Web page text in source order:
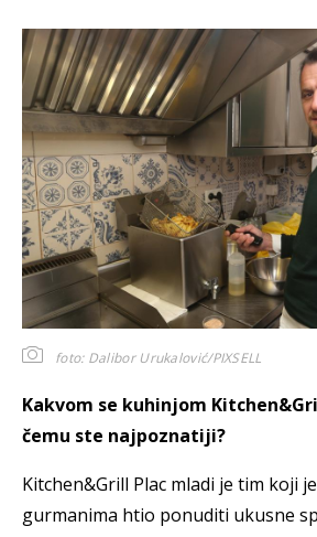
foto: Dalibor Urukalović/PIXSELL
Kakvom se kuhinjom
čemu ste najpoznatiji?
Kitchen&Grill Plac mladi je tim koji
gurmanima htio ponuditi ukusne